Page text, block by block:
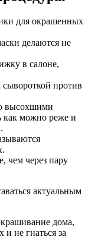
для окрашенных
делаются не
в салоне,
сывороткой против
высохшими
как можно реже и
чем через пару
актуальным
дома,
и не гнаться за